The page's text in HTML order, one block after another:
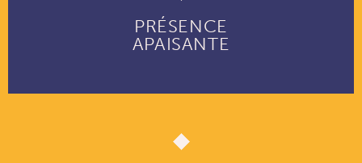
PRÉSENCE
APAISANTE